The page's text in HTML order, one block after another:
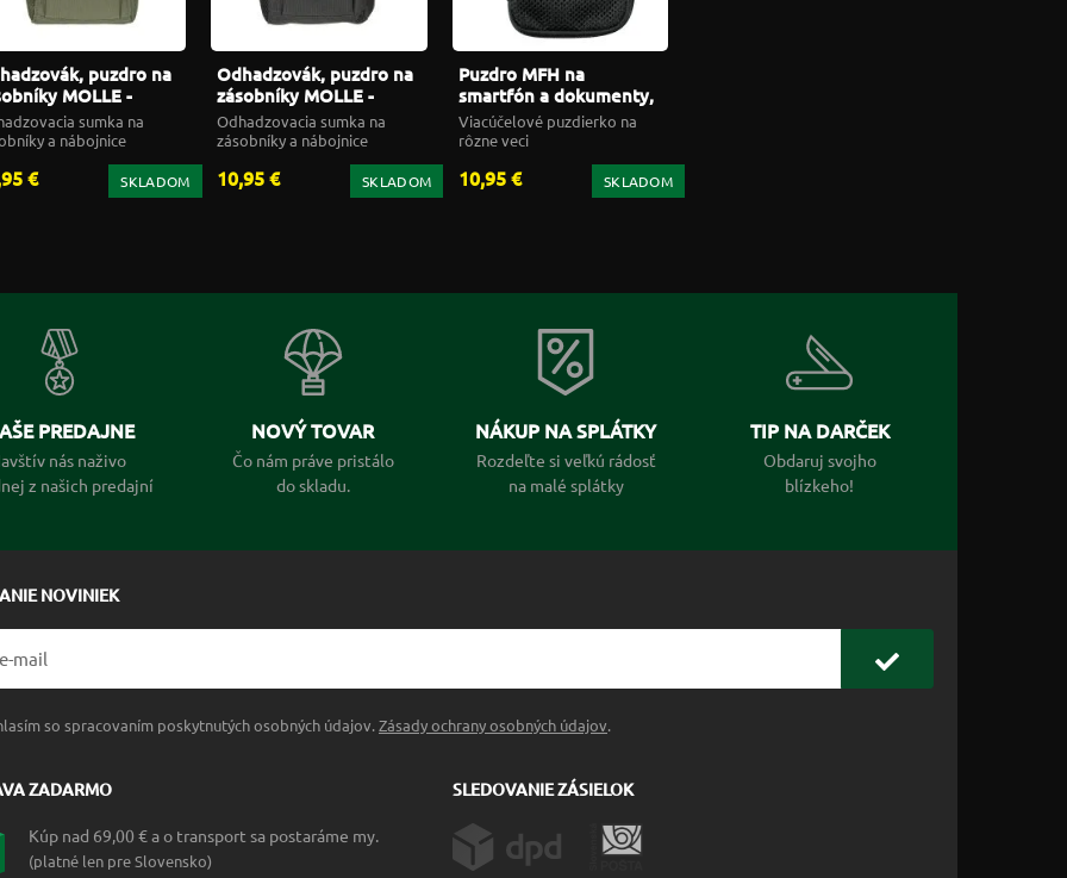
puzdro na
MOLLE -
sumka na
a nábojnice
€ SKLADOM
Odhadzovák, puzdro na
zásobníky MOLLE -
čierne
Odhadzovacia sumka na
zásobníky a nábojnice
10,95 € SKLADOM
Puzdro MFH na
smartfón a dokumenty,
čierne
Viacúčelové puzdierko na
rôzne veci
10,95 € SKLADOM
PREDAJNE
nás naživo
z našich predajní
NOVÝ TOVAR
Čo nám práve pristálo
do skladu.
NÁKUP NA SPLÁTKY
Rozdeľte si veľkú rádosť
na malé splátky
TIP NA DARČEK
Obdaruj svojho
blízkeho!
NOVINIEK
so spracovaním poskytnutých osobných údajov.Zásady ochrany osobných údajov.
ZADARMO
Kúp nad 69,00 € a o transport sa postaráme my.
(platné len pre Slovensko)
SLEDOVANIE ZÁSIELOK